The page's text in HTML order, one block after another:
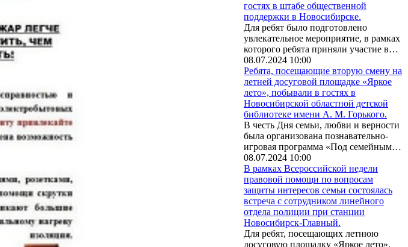
гостях в штабе общественной
поддержки в Новосибирске.
Для ребят было подготовлено
увлекательное мероприятие, в рамках
которого ребята приняли участие в…
08.07.2024 10:00
Ребята, посещающие вторую смену на
летней досуговой площадке «Яркое
лето», побывали в гостях в
Новосибирской областной детской
библиотеке имени А. М. Горького.
В честь Дня семьи, любви и верности
была организована познавательно-
игровая программа «Под семейным…
08.07.2024 10:00
В рамках Всероссийской недели
правовой помощи по вопросам
защиты интересов семьи состоялась
встреча с сотрудником линейного
отдела полиции при станции
Новосибирск-Главный.
Для ребят, посещающих летнюю
досуговую площадку «Яркое лето»,